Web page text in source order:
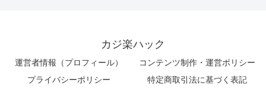
カジ楽ハック
運営者情報（プロフィール）
コンテンツ制作・運営ポリシー
プライバシーポリシー
特定商取引法に基づく表記